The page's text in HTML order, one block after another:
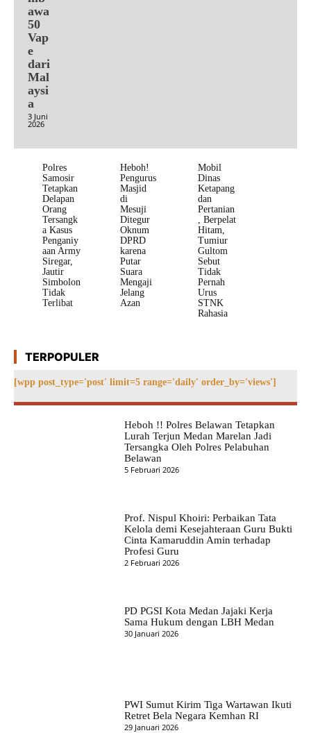
awa
50
Vap
e
dari
Mal
aysi
a
3 Juni
2026
Polres
Samosir
Tetapkan
Delapan
Orang
Tersangk
a Kasus
Penganiy
aan Army
Siregar,
Jautir
Simbolon
Tidak
Terlibat
Heboh!
Pengurus
Masjid
di
Mesuji
Ditegur
Oknum
DPRD
karena
Putar
Suara
Mengaji
Jelang
Azan
Mobil
Dinas
Ketapang
dan
Pertanian
, Berpelat
Hitam,
Tumiur
Gultom
Sebut
Tidak
Pernah
Urus
STNK
Rahasia
TERPOPULER
[wpp post_type='post' limit=5 range='daily' order_by='views']
Heboh !! Polres Belawan Tetapkan
Lurah Terjun Medan Marelan Jadi
Tersangka Oleh Polres Pelabuhan
Belawan
5 Februari 2026
Prof. Nispul Khoiri: Perbaikan Tata
Kelola demi Kesejahteraan Guru Bukti
Cinta Kamaruddin Amin terhadap
Profesi Guru
2 Februari 2026
PD PGSI Kota Medan Jajaki Kerja
Sama Hukum dengan LBH Medan
30 Januari 2026
PWI Sumut Kirim Tiga Wartawan Ikuti
Retret Bela Negara Kemhan RI
29 Januari 2026